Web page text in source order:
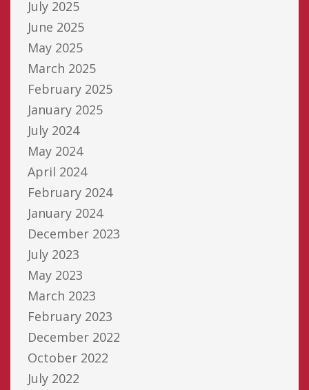
July 2025
June 2025
May 2025
March 2025
February 2025
January 2025
July 2024
May 2024
April 2024
February 2024
January 2024
December 2023
July 2023
May 2023
March 2023
February 2023
December 2022
October 2022
July 2022